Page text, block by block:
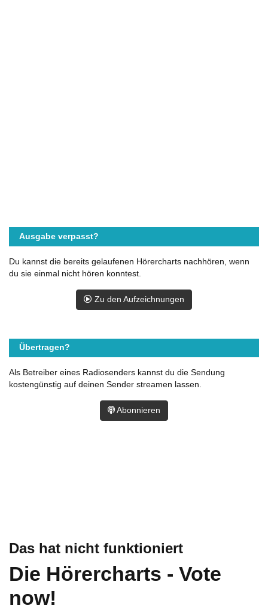
Das hat nicht funktioniert
Die Hörercharts - Vote
now!
Ausgabe verpasst?
Du kannst die bereits gelaufenen Hörercharts nachhören, wenn
du sie einmal nicht hören konntest.
Zu den Aufzeichnungen
Übertragen?
Als Betreiber eines Radiosenders kannst du die Sendung
kostengünstig auf deinen Sender streamen lassen.
Abonnieren